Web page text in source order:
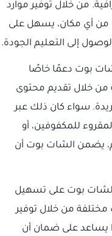
من خلال توفير موارد
من أي مكان، يسهل على
إلى التعليم الجودة.
بوت دعمًا خاصًا
من خلال تقديم محتوى
سواء كان ذلك عبر
للمكفوفين، أو
يضمن الشات بوت أن
بوت على تسهيل
مختلفة من خلال توفير
يساعد على ضمان أن